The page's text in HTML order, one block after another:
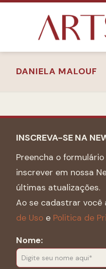
DANIELA MALOUF
INSCREVA-SE NA
Preencha o
inscrever em nossa
últimas atualizações.
Ao se cadastrar você
de Uso e Politica de
Nome: